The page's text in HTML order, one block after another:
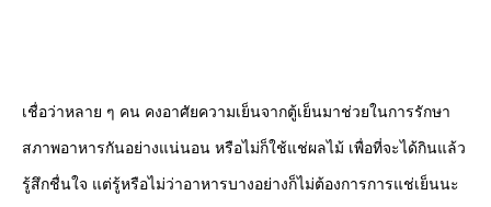
เชื่อว่าหลาย ๆ คน คงอาศัยความเย็นจากตู้เย็นมาช่วยในการรักษา
สภาพอาหารกันอย่างแน่นอน หรือไม่ก็ใช้แช่ผลไม้ เพื่อที่จะได้กินแล้ว
รู้สึกชื่นใจ แต่รู้หรือไม่ว่าอาหารบางอย่างก็ไม่ต้องการการแช่เย็นนะ